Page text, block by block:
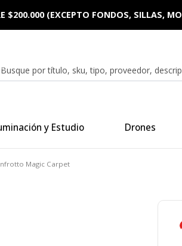
y Estudio Drones
$200.000 (EXCEPTO FONDOS, SILLAS,
Magic Carpet